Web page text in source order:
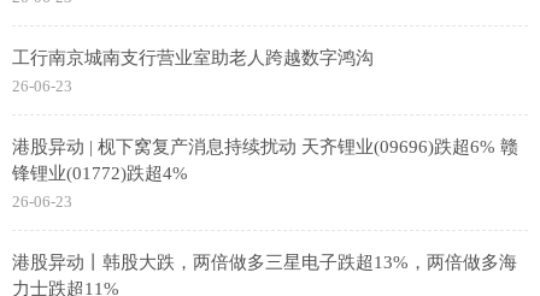
工行南京城南支行营业室助老人跨越数字鸿沟
26-06-23
港股异动 | 枧下窝复产消息持续扰动 天齐锂业(09696)跌超6% 赣
锋锂业(01772)跌超4%
26-06-23
港股异动丨韩股大跌，两倍做多三星电子跌超13%，两倍做多海
力士跌超11%